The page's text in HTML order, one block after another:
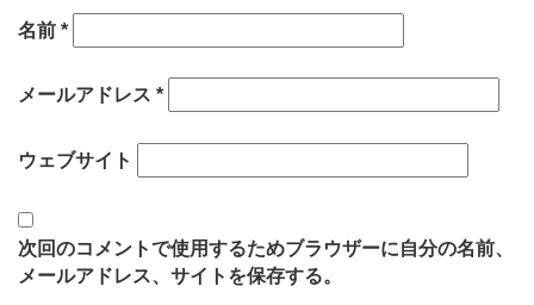
名前 *
メールアドレス *
ウェブサイト
次回のコメントで使用するためブラウザーに自分の名前、
メールアドレス、サイトを保存する。